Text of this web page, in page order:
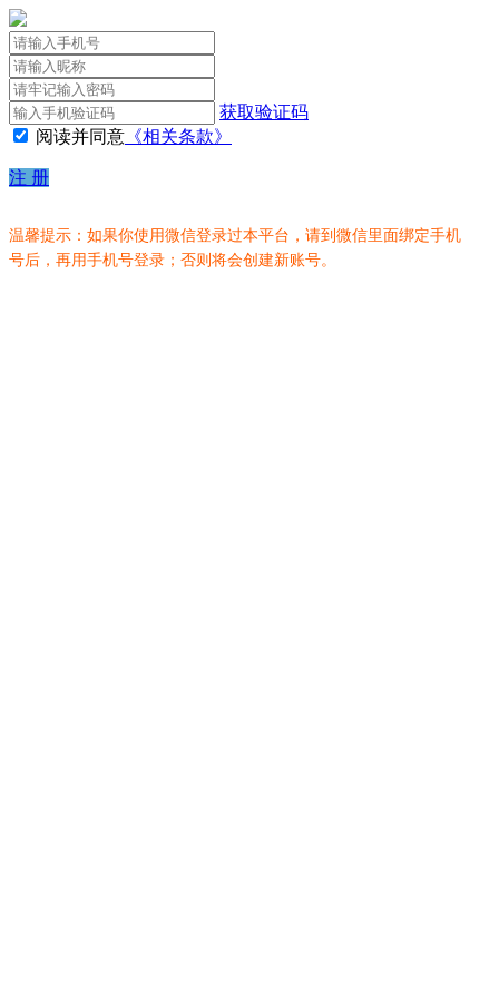
获取验证码
阅读并同意 《相关条款》
注 册
温馨提示：如果你使用微信登录过本平台，请到微信里面绑定手机
号后，再用手机号登录；否则将会创建新账号。